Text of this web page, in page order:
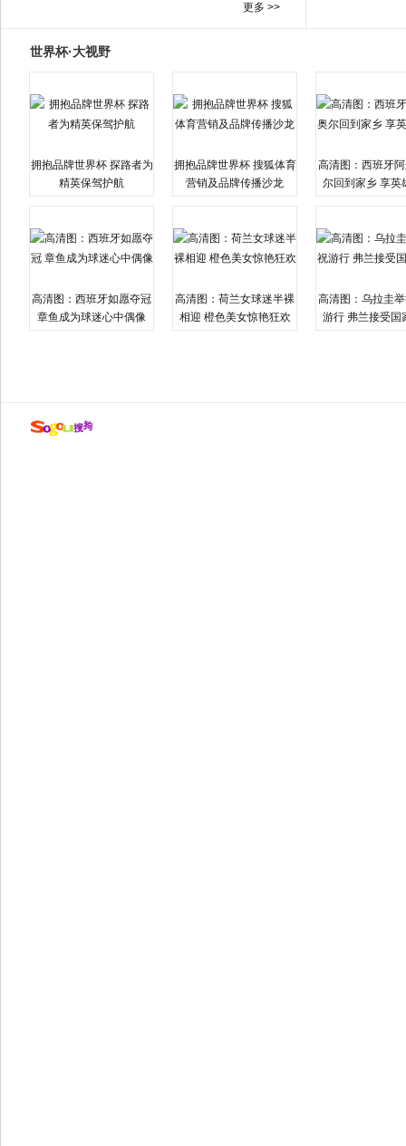
更多 >>
世界杯·大视野
拥抱品牌世界杯 探路者为
精英保驾护航
拥抱品牌世界杯 搜狐体育
营销及品牌传播沙龙
高清图：西班牙
尔回到家乡 享英
高清图：西班牙如愿夺冠
章鱼成为球迷心中偶像
高清图：荷兰女球迷半裸
相迎 橙色美女惊艳狂欢
高清图：乌拉圭
游行 弗兰接受国